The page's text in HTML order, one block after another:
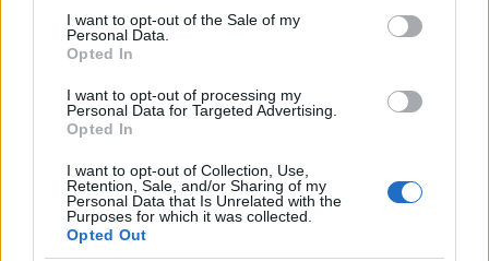
consent section.
I want to opt-out of the Sale of my
Personal Data.
Opted In
I want to opt-out of processing my
Personal Data for Targeted Advertising.
Opted In
I want to opt-out of Collection, Use,
Retention, Sale, and/or Sharing of my
Personal Data that Is Unrelated with the
Purposes for which it was collected.
Opted Out
Continua a leggere